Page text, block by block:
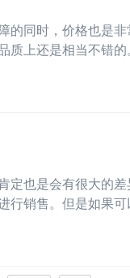
的同时，价格也是
上还是相当不错的
定也是会有很大的
销售。但是如果可